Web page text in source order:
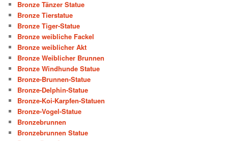
Bronze Tänzer Statue
Bronze Tierstatue
Bronze Tiger-Statue
Bronze weibliche Fackel
Bronze weiblicher Akt
Bronze Weiblicher Brunnen
Bronze Windhunde Statue
Bronze-Brunnen-Statue
Bronze-Delphin-Statue
Bronze-Koi-Karpfen-Statuen
Bronze-Vogel-Statue
Bronzebrunnen
Bronzebrunnen Statue